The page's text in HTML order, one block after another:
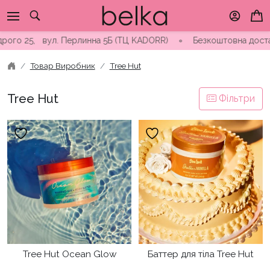
to
contentПерлинна 5Б (ТЦ KADORR) ∘ Безкоштовна доставка від
Товар Виробник Tree Hut
Tree Hut Фільтри
Tree Hut Ocean Glow
Баттер для тіла Tree Hut